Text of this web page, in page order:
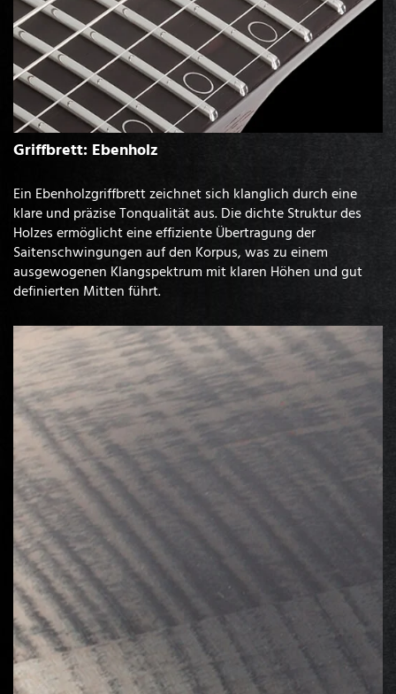
Griffbrett: Ebenholz
Ein Ebenholzgriffbrett zeichnet sich klanglich durch eine
klare und präzise Tonqualität aus. Die dichte Struktur des
Holzes ermöglicht eine effiziente Übertragung der
Saitenschwingungen auf den Korpus, was zu einem
ausgewogenen Klangspektrum mit klaren Höhen und gut
definierten Mitten führt.